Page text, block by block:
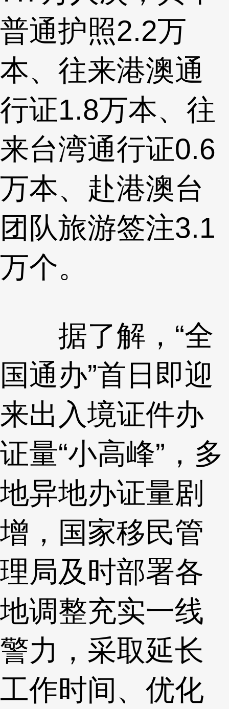
普通护照2.2万
本、往来港澳通
行证1.8万本、往
来台湾通行证0.6
万本、赴港澳台
团队旅游签注3.1
万个。
据了解，“全
国通办”首日即迎
来出入境证件办
证量“小高峰”，多
地异地办证量剧
增，国家移民管
理局及时部署各
地调整充实一线
警力，采取延长
工作时间、优化